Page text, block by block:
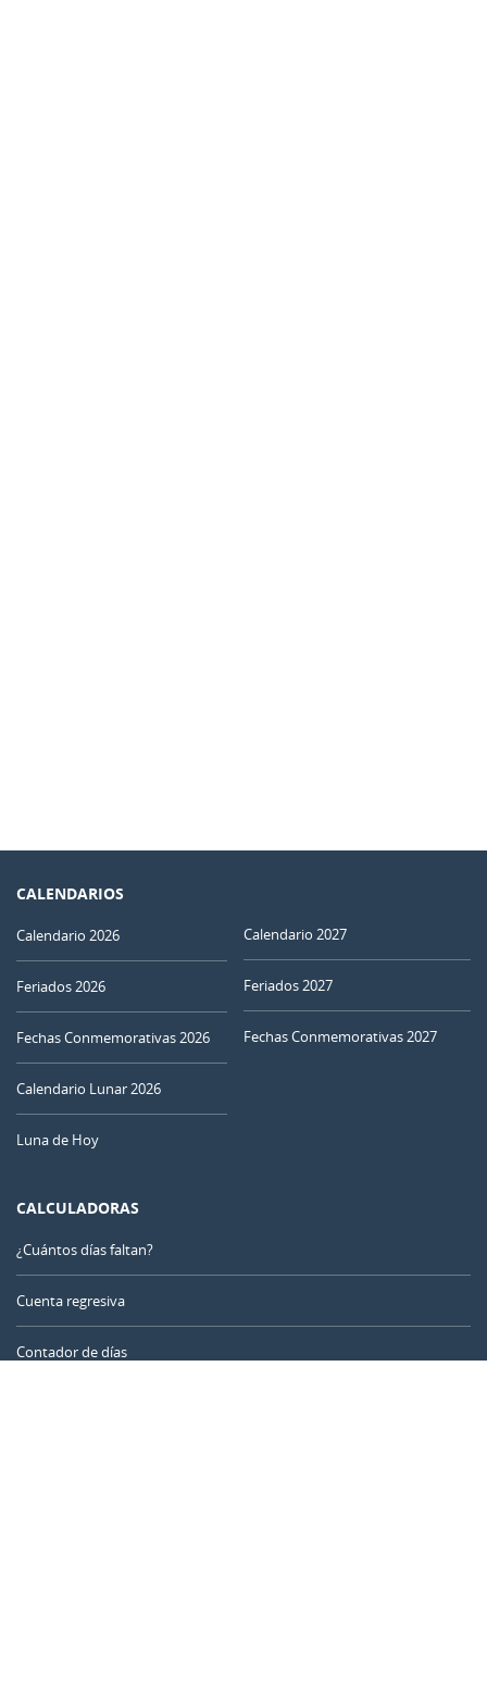
CALENDARIOS
Calendario 2026
Feriados 2026
Fechas Conmemorativas 2026
Calendario Lunar 2026
Luna de Hoy
Calendario 2027
Feriados 2027
Fechas Conmemorativas 2027
CALCULADORAS
¿Cuántos días faltan?
Cuenta regresiva
Contador de días